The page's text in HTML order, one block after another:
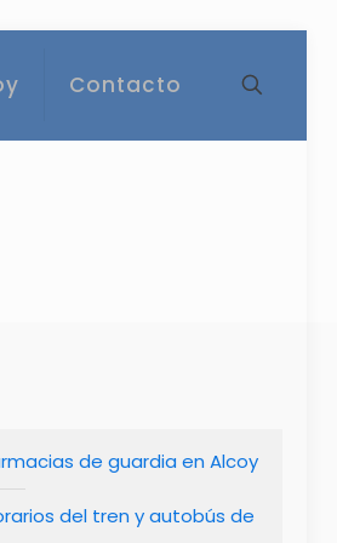
Contacto
de guardia en Alcoy
del tren y autobús de